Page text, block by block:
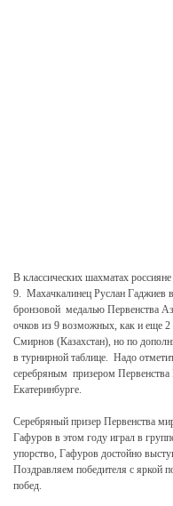
В классических шахматах
9. Махачкалинец Руслан Гаджиев
бронзовой медалью Первенства
очков из 9 возможных, как и еще 2
Смирнов (Казахстан), но по
в турнирной таблице. Надо
серебряным призером
Екатеринбурге.
Серебряный призер Первенства
Гафуров в этом году играл в
упорство, Гафуров достойно
Поздравляем победителя с яркой
побед.